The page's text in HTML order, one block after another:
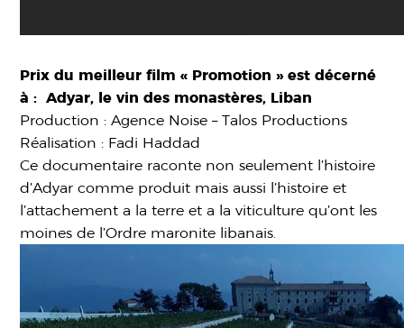
Prix du meilleur film « Promotion » est décerné
à : Adyar, le vin des monastères, Liban
Production : Agence Noise – Talos Productions
Réalisation : Fadi Haddad
Ce documentaire raconte non seulement l’histoire
d’Adyar comme produit mais aussi l’histoire et
l’attachement a la terre et a la viticulture qu’ont les
moines de l’Ordre maronite libanais.